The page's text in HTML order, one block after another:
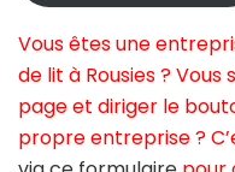
Vous êtes une
de lit à Rousies ?
page et diriger le
propre entreprise ?